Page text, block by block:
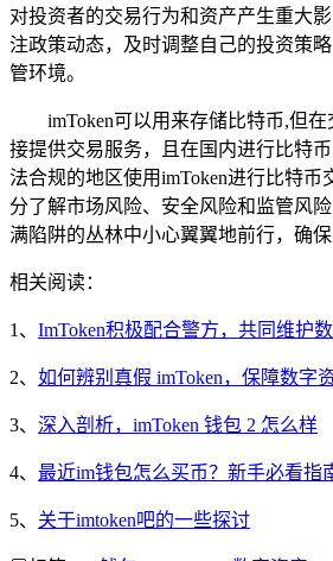
对投资者的交易行为和资产产生重大
注政策动态，及时调整自己的投资策
管环境。
imToken可以用来存储比特币,但
接提供交易服务，且在国内进行比特
法合规的地区使用imToken进行比特币
分了解市场风险、安全风险和监管风
满陷阱的丛林中小心翼翼地前行，确保
相关阅读：
1、 ImToken积极配合警方，共同维护
2、 如何辨别真假 imToken，保障数字
3、 深入剖析，imToken 钱包 2 怎么样
4、 最近im钱包怎么买币？新手必看指
5、 关于imtoken吧的一些探讨